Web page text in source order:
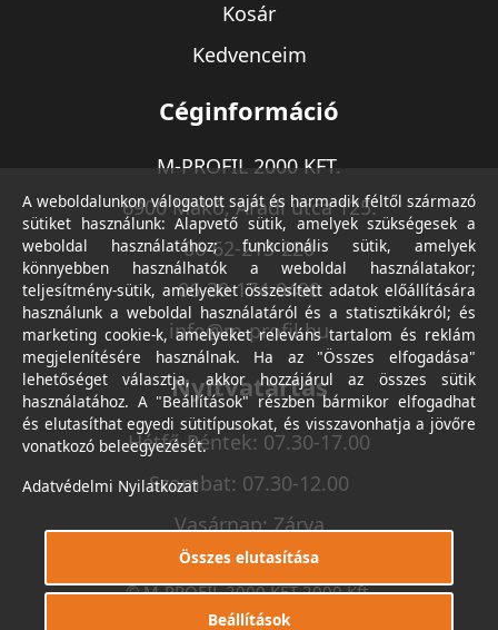
Kosár
Kedvenceim
Céginformáció
M-PROFIL 2000 KFT.
6900 Makó, Aradi utca 125.
06-62-213-220
06-30-174-9490
info@m-profil.hu
Nyitvatartás
Hétfő-Péntek: 07.30-17.00
Szombat: 07.30-12.00
Vasárnap: Zárva
© M-PROFIL 2000 KFT 2000 Kft.
Minden jog fenntartva.
A weboldalunkon válogatott saját és harmadik féltől származó
sütiket használunk: Alapvető sütik, amelyek szükségesek a
weboldal használatához; funkcionális sütik, amelyek
könnyebben használhatók a weboldal használatakor;
teljesítmény-sütik, amelyeket összesített adatok előállítására
használunk a weboldal használatáról és a statisztikákról; és
marketing cookie-k, amelyeket releváns tartalom és reklám
megjelenítésére használnak. Ha az "Összes elfogadása"
lehetőséget választja, akkor hozzájárul az összes sütik
használatához. A "Beállítások" részben bármikor elfogadhat
és elutasíthat egyedi sütitípusokat, és visszavonhatja a jövőre
vonatkozó beleegyezését.
Adatvédelmi Nyilatkozat
Összes elutasítása
Beállítások